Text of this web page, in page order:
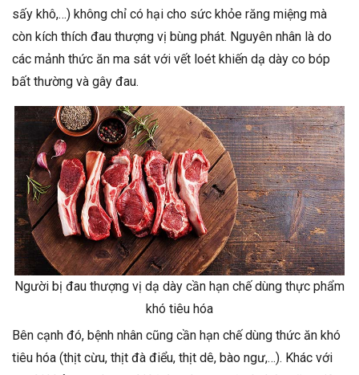
sấy khô,…) không chỉ có hại cho sức khỏe răng miệng mà
còn kích thích đau thượng vị bùng phát. Nguyên nhân là do
các mảnh thức ăn ma sát với vết loét khiến dạ dày co bóp
bất thường và gây đau.
Người bị đau thượng vị dạ dày cần hạn chế dùng thực phẩm
khó tiêu hóa
Bên cạnh đó, bệnh nhân cũng cần hạn chế dùng thức ăn khó
tiêu hóa (thịt cừu, thịt đà điểu, thịt dê, bào ngư,…). Khác với